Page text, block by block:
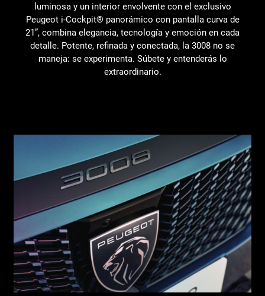
luminosa y un interior envolvente con el exclusivo
Peugeot i-Cockpit® panorámico con pantalla curva de
21”, combina elegancia, tecnología y emoción en cada
detalle. Potente, refinada y conectada, la 3008 no se
maneja: se experimenta. Súbete y entenderás lo
extraordinario.